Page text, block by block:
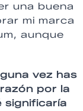
una buena
mi marca
aunque
vez has
por la
significaría